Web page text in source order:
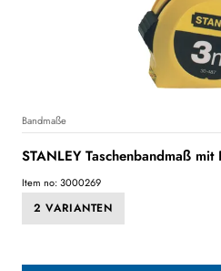
Bandmaße
STANLEY Taschenbandmaß mit
Item no: 3000269
2 VARIANTEN